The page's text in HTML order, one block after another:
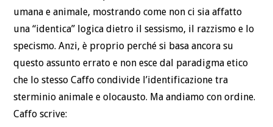
umana e animale, mostrando come non ci sia affatto
una “identica” logica dietro il sessismo, il razzismo e lo
specismo. Anzi, è proprio perché si basa ancora su
questo assunto errato e non esce dal paradigma etico
che lo stesso Caffo condivide l’identificazione tra
sterminio animale e olocausto. Ma andiamo con ordine.
Caffo scrive: